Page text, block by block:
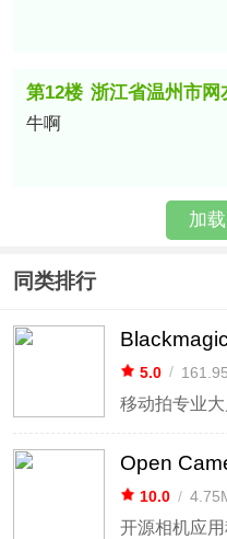
第12楼 浙江省温州市网
牛啊
加
同类排行
5.0 /
移动拍专业
Open
10.0 /
开源相机应